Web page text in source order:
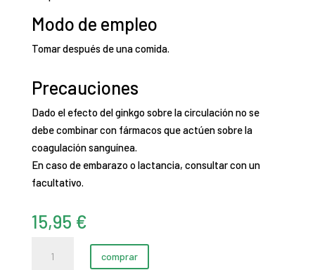
Modo de empleo
Tomar después de una comida.
Precauciones
Dado el efecto del ginkgo sobre la circulación no se
debe combinar con fármacos que actúen sobre la
coagulación sanguínea.
En caso de embarazo o lactancia, consultar con un
facultativo.
15,95 €
Biloba
comprar